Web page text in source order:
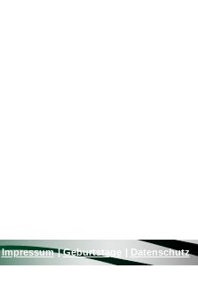
Impressum Geburtstage Datenschutz